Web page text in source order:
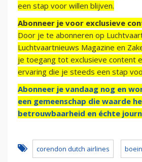
een stap voor willen blijven.
Abonneer je voor exclusieve
Door je te abonneren op
Luchtvaartnieuws Magazine en
je toegang tot exclusieve content
ervaring die je steeds een stap
Abonneer je vandaag nog en
een gemeenschap die waarde
betrouwbaarheid en échte
corendon dutch airlines